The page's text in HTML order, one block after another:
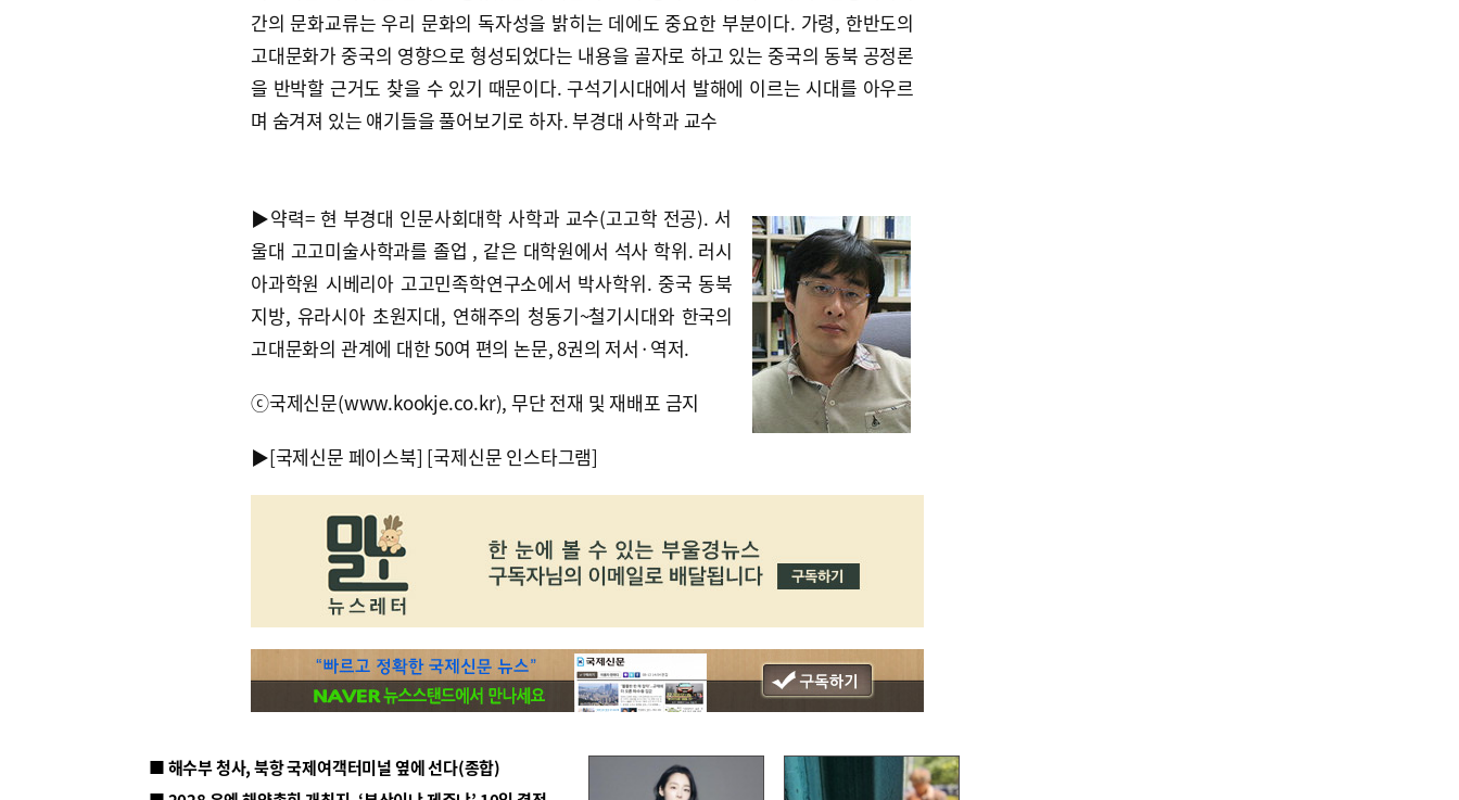
간의 문화교류는 우리 문화의 독자성을 밝히는 데에도 중요한 부분이다. 가령, 한반도의
고대문화가 중국의 영향으로 형성되었다는 내용을 골자로 하고 있는 중국의 동북 공정론
을 반박할 근거도 찾을 수 있기 때문이다. 구석기시대에서 발해에 이르는 시대를 아우르
며 숨겨져 있는 얘기들을 풀어보기로 하자. 부경대 사학과 교수
▶약력= 현 부경대 인문사회대학 사학과 교수(고고학 전공). 서
울대 고고미술사학과를 졸업 , 같은 대학원에서 석사 학위. 러시
아과학원 시베리아 고고민족학연구소에서 박사학위. 중국 동북
지방, 유라시아 초원지대, 연해주의 청동기~철기시대와 한국의
고대문화의 관계에 대한 50여 편의 논문, 8권의 저서·역저.
ⓒ국제신문(www.kookje.co.kr), 무단 전재 및 재배포 금지
▶[국제신문 페이스북] [국제신문 인스타그램]
■ 해수부 청사, 북항 국제여객터미널 옆에 선다(종합)